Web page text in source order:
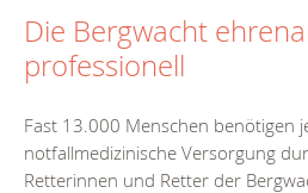
Die Bergwacht
professionell
Fast 13.000 Menschen benötigen
notfallmedizinische Versorgung
Retterinnen und Retter der